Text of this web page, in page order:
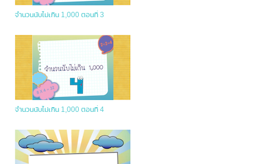
จำนวนนับไม่เกิน 1,000 ตอนที่ 3
จำนวนนับไม่เกิน 1,000 ตอนที่ 4